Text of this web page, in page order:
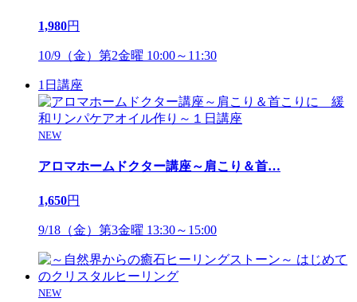
1,980円
10/9（金）第2金曜 10:00～11:30
1日講座
NEW
アロマホームドクター講座～肩こり＆首…
1,650円
9/18（金）第3金曜 13:30～15:00
NEW